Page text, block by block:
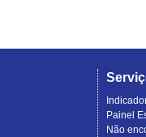
Painel
Não